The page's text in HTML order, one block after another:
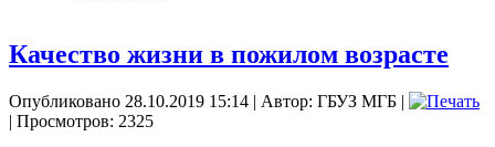
Качество жизни в пожилом возрасте
Опубликовано 28.10.2019 15:14 | Автор: ГБУЗ МГБ |
| Просмотров: 2325